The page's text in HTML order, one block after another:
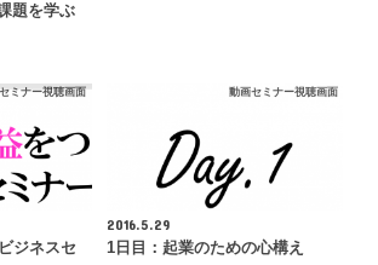
題を学ぶ
ミナー視聴画面
ジネスセ
動画セミナー視聴画面
2016.5.29
1日目：起業のための心構え